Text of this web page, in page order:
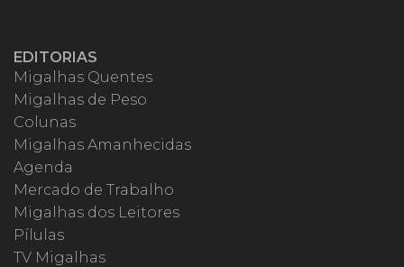
EDITORIAS
Migalhas Quentes
Migalhas de Peso
Colunas
Migalhas Amanhecidas
Agenda
Mercado de Trabalho
Migalhas dos Leitores
Pílulas
TV Migalhas